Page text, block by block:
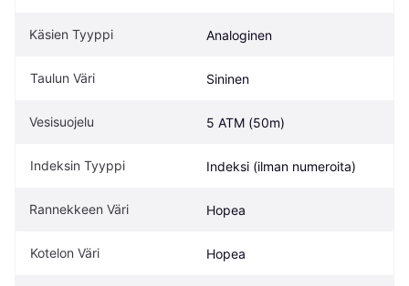
Käsien Tyyppi Analoginen
Taulun Väri Sininen
Vesisuojelu 5 ATM (50m)
Indeksin Tyyppi Indeksi (ilman numeroita)
Rannekkeen Väri Hopea
Kotelon Väri Hopea